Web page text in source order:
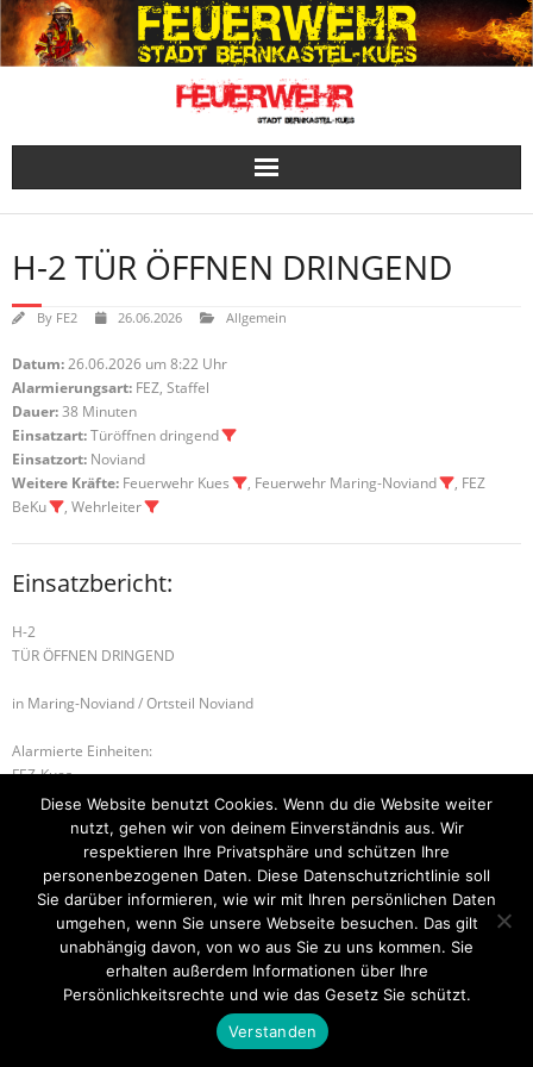
Skip
to
content
H-2 TÜR ÖFFNEN DRINGEND
By FE2 26.06.2026 Allgemein
Datum:26.06.2026 um 8:22 Uhr
Alarmierungsart: FEZ, Staffel
Dauer:38 Minuten
Einsatzart:Türöffnen dringend
Einsatzort: Noviand
Weitere Kräfte: Feuerwehr Kues , Feuerwehr Maring-Noviand
, FEZ
BeKu
, Wehrleiter
Einsatzbericht:
H-2
TÜR ÖFFNEN DRINGEND
in Maring-Noviand / Ortsteil Noviand
Alarmierte Einheiten:
FEZ-Kues
FF-Maring-Noviand-Gruppe
B-2 BRANDMELDEANLAGE H-2 TÜR ÖFFNEN DRINGEND
Startseite Einsätze Mitglied werden Über uns
Kontakt
Think Up Themes Ltd . Powered by
Diese Website benutzt Cookies. Wenn du die Website weiter
nutzt, gehen wir von deinem Einverständnis aus. Wir
respektieren Ihre Privatsphäre und schützen Ihre
personenbezogenen Daten. Diese Datenschutzrichtlinie soll
Sie darüber informieren, wie wir mit Ihren persönlichen Daten
umgehen, wenn Sie unsere Webseite besuchen. Das gilt
unabhängig davon, von wo aus Sie zu uns kommen. Sie
erhalten außerdem Informationen über Ihre
Persönlichkeitsrechte und wie das Gesetz Sie schützt.
Verstanden